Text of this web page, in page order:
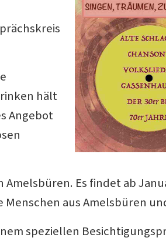
hält
Angebot
Amelsbüren. Es findet ab
aus Amelsbüren
speziellen